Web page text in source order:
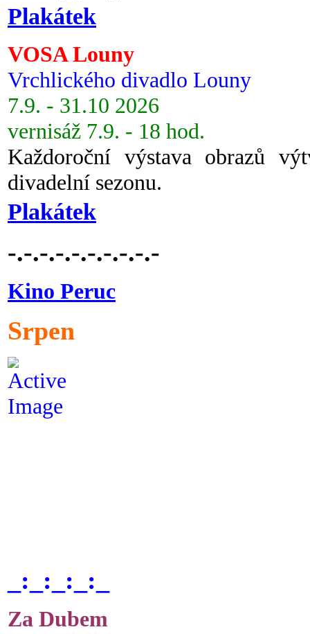
Plakátek
VOSA Louny
Vrchlického divadlo Louny
7.9. - 31.10 2026
vernisáž 7.9. - 18 hod.
Každoroční výstava obrazů
divadelní sezonu.
Plakátek
-.-.-.-.-.-.-.-.-.-
Kino Peruc
Srpen
_:_:_:_:_
Za Dubem